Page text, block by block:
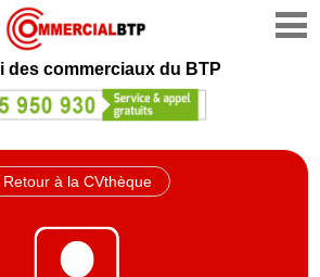
des commerciaux du BTP
Retour à la CVthèque